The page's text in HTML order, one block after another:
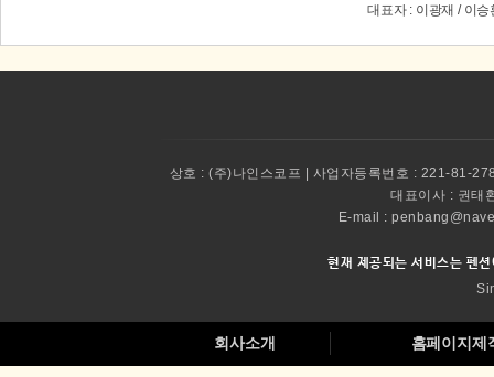
대표자 : 이광재 / 이
상호 : (주)나인스코프 | 사업자등록번호 : 221-81-
대표이사 : 권태
E-mail :
현재 제공되는 서비스는 펜
회사소개 홈페이지제